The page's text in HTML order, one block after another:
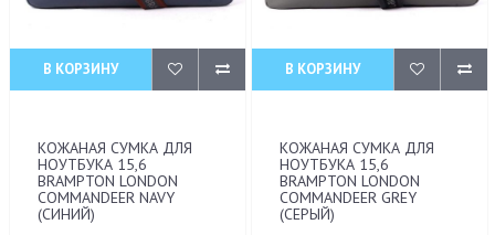
В КОРЗИНУ
КОЖАНАЯ СУМКА ДЛЯ
НОУТБУКА 15,6
BRAMPTON LONDON
COMMANDEER NAVY
(СИНИЙ)
В КОРЗИНУ
КОЖАНАЯ СУМКА ДЛЯ
НОУТБУКА 15,6
BRAMPTON LONDON
COMMANDEER GREY
(СЕРЫЙ)